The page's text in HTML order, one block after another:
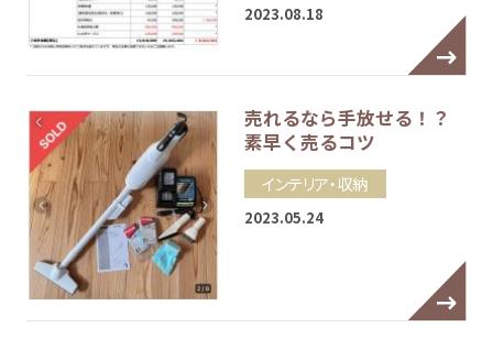
2023.08.18
売れるなら手放せる！？
素早く売るコツ
インテリア・収納
2023.05.24